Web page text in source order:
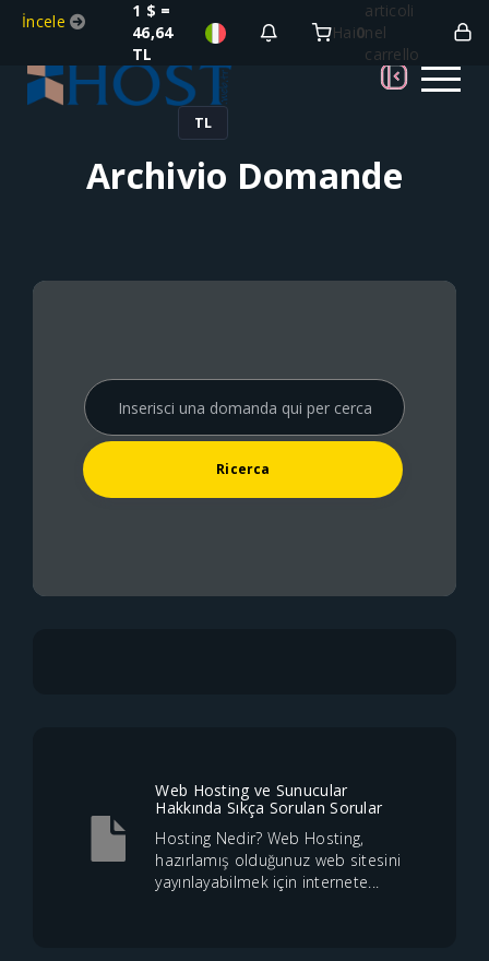
İncele
1 $ =
46,64
TL
Hai0
articoli
nel
carrello
TL
Archivio Domande
Web Hosting ve Sunucular
Hakkında Sıkça Sorulan Sorular
Hosting Nedir? Web Hosting,
hazırlamış olduğunuz web sitesini
yayınlayabilmek için internete...